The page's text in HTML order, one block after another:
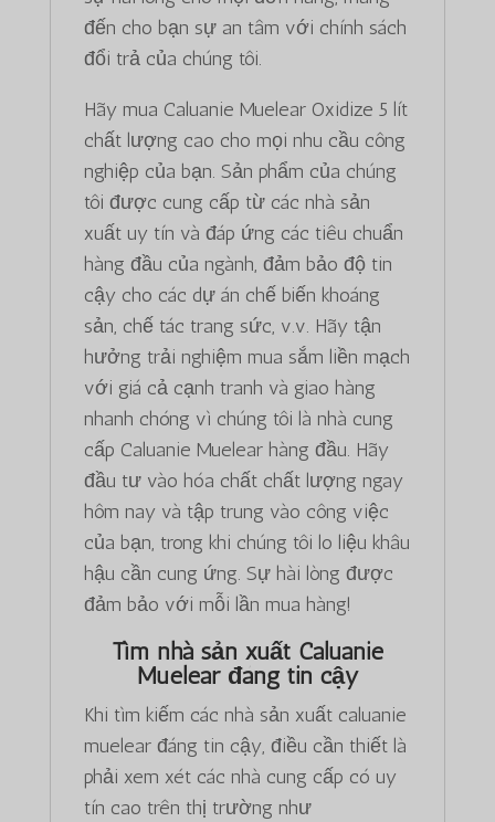
đến cho bạn sự an tâm với chính sách
đổi trả của chúng tôi.
Hãy mua Caluanie Muelear Oxidize 5 lít
chất lượng cao cho mọi nhu cầu công
nghiệp của bạn. Sản phẩm của chúng
tôi được cung cấp từ các nhà sản
xuất uy tín và đáp ứng các tiêu chuẩn
hàng đầu của ngành, đảm bảo độ tin
cậy cho các dự án chế biến khoáng
sản, chế tác trang sức, v.v. Hãy tận
hưởng trải nghiệm mua sắm liền mạch
với giá cả cạnh tranh và giao hàng
nhanh chóng vì chúng tôi là nhà cung
cấp Caluanie Muelear hàng đầu. Hãy
đầu tư vào hóa chất chất lượng ngay
hôm nay và tập trung vào công việc
của bạn, trong khi chúng tôi lo liệu khâu
hậu cần cung ứng. Sự hài lòng được
đảm bảo với mỗi lần mua hàng!
Tìm nhà sản xuất Caluanie
Muelear đáng tin cậy
Khi tìm kiếm các nhà sản xuất caluanie
muelear đáng tin cậy, điều cần thiết là
phải xem xét các nhà cung cấp có uy
tín cao trên thị trường như